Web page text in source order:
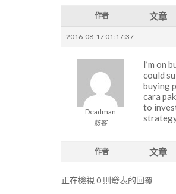
作者 文章
2016-08-17 01:17:37
Deadman
訪客
I’m on
could
buying
cara
to
作者 文章
正在檢視 0 則發表的回覆